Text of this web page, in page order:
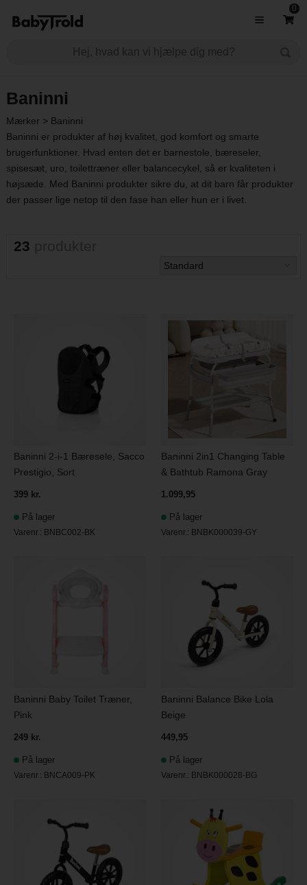
0
Baninni
Mærker > Baninni
Baninni er produkter af høj kvalitet, god komfort og smarte
brugerfunktioner. Hvad enten det er barnestole bæreseler,
spisesæt, uro toilettræner eller balancecykel , så er kvaliteten i
højsæde. Med Baninni produkter sikre du, at dit barn får produkter
der passer lige netop til den fase han eller hun er i livet.
23
Baninni 2-i-1 Bæresele, Sacco
Prestigio, Sort
399 kr.
På lager
Varenr.: BNBC002-BK
Baninni 2in1 Changing Table
& Bathtub Ramona Gray
1.099,95
På lager
Varenr.: BNBK000039-GY
Baninni Baby Toilet Træner,
Pink
249 kr.
På lager
Varenr.: BNCA009-PK
Baninni Balance Bike Lola
Beige
449,95
På lager
Varenr.: BNBK000028-BG